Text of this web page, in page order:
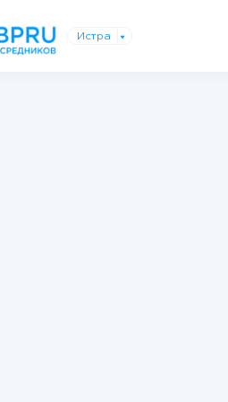
Истра